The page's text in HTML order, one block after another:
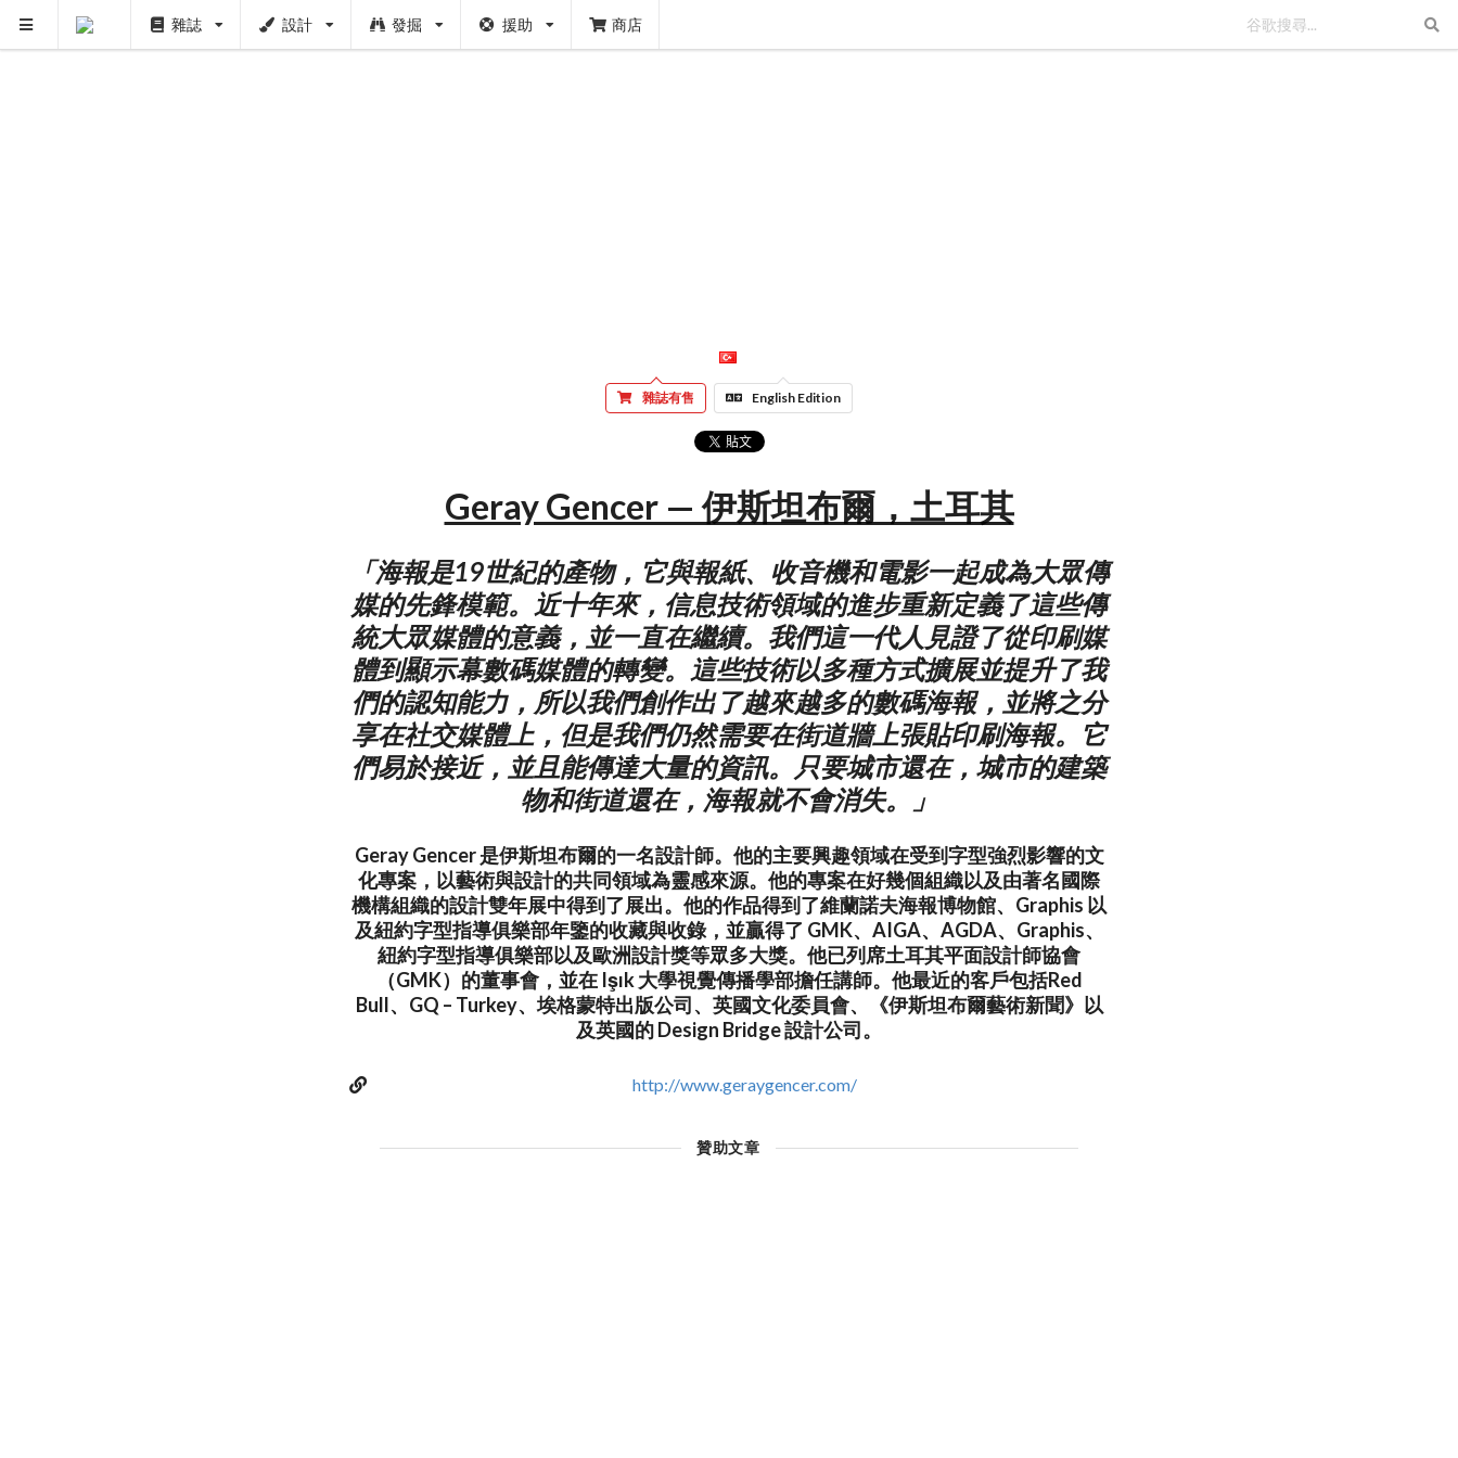
雜誌 設計 發掘 援助 商店
雜誌有售 English Edition
Geray Gencer — 伊斯坦布爾，土耳其
「海報是19世紀的產物，它與報紙、收音機和電影一起成為大眾傳
媒的先鋒模範。近十年來，信息技術領域的進步重新定義了這些傳
統大眾媒體的意義，並一直在繼續。我們這一代人見證了從印刷媒
體到顯示幕數碼媒體的轉變。這些技術以多種方式擴展並提升了我
們的認知能力，所以我們創作出了越來越多的數碼海報，並將之分
享在社交媒體上，但是我們仍然需要在街道牆上張貼印刷海報。它
們易於接近，並且能傳達大量的資訊。只要城市還在，城市的建築
物和街道還在，海報就不會消失。」
Geray Gencer 是伊斯坦布爾的一名設計師。他的主要興趣領域在受到字型強烈影響的文
化專案，以藝術與設計的共同領域為靈感來源。他的專案在好幾個組織以及由著名國際
機構組織的設計雙年展中得到了展出。他的作品得到了維蘭諾夫海報博物館、Graphis 以
及紐約字型指導俱樂部年鑒的收藏與收錄，並贏得了 GMK、AIGA、AGDA、Graphis、
紐約字型指導俱樂部以及歐洲設計獎等眾多大獎。他已列席土耳其平面設計師協會
（GMK）的董事會，並在 Işık 大學視覺傳播學部擔任講師。他最近的客戶包括Red
Bull、GQ – Turkey、埃格蒙特出版公司、英國文化委員會、《伊斯坦布爾藝術新聞》以
及英國的 Design Bridge 設計公司。
http://www.geraygencer.com/
贊助文章